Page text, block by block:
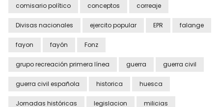
comisario político conceptos correaje
Divisas nacionales ejercito popular EPR falange
fayon fayón Fonz
grupo recreación primera línea guerra guerra civil
guerra civil española historica huesca
Jornadas históricas legislacion milicias